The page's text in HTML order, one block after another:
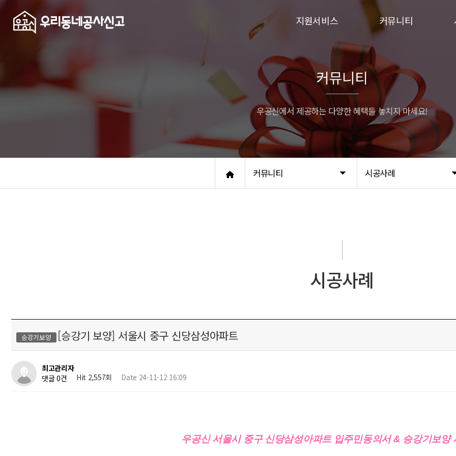
지원서비스
입주민동의서
승강기보양
행위허가
커뮤니티
시공사례
커뮤니티 시공사례
커뮤니티
우공신에서 제공하는 다양한 혜택들 놓치지 마세요!
시공사례
승강기보양 [승강기 보양] 서울시 중구 신당삼성아파트
최고관리자
댓글 0건
Hit 2,557회 Date 24-11-12 16:09
우공신 서울시 중구 신당삼성아파트 입주민동의서 & 승강기보양